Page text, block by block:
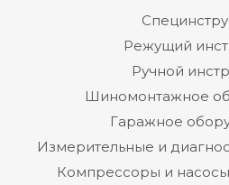
Режущий
Ручной
Шиномонтажное
Гаражное
Измерительные и
Компрессоры и